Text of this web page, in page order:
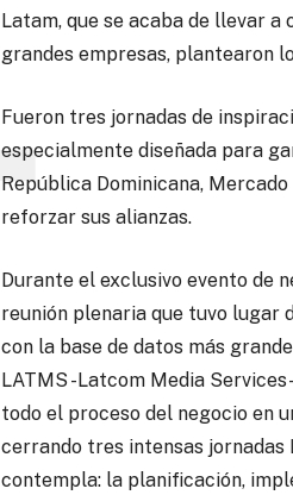
Latam, que se acaba de llevar
grandes empresas, plantearon
Fueron tres jornadas de
especialmente diseñada para
República Dominicana,
reforzar sus alianzas.
Durante el exclusivo evento de
reunión plenaria que tuvo lugar
con la base de datos más
LATMS -Latcom Media
todo el proceso del negocio en
cerrando tres intensas jornadas
contempla: la planificación,